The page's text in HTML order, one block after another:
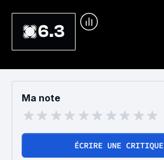
6.3
Ma note
ÉCRIRE UNE CRITIQUE